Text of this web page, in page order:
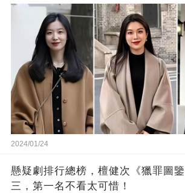
2024/01/24
懸疑劇排行總榜，檀健次《獵罪圖
三，第一名不看太可惜！